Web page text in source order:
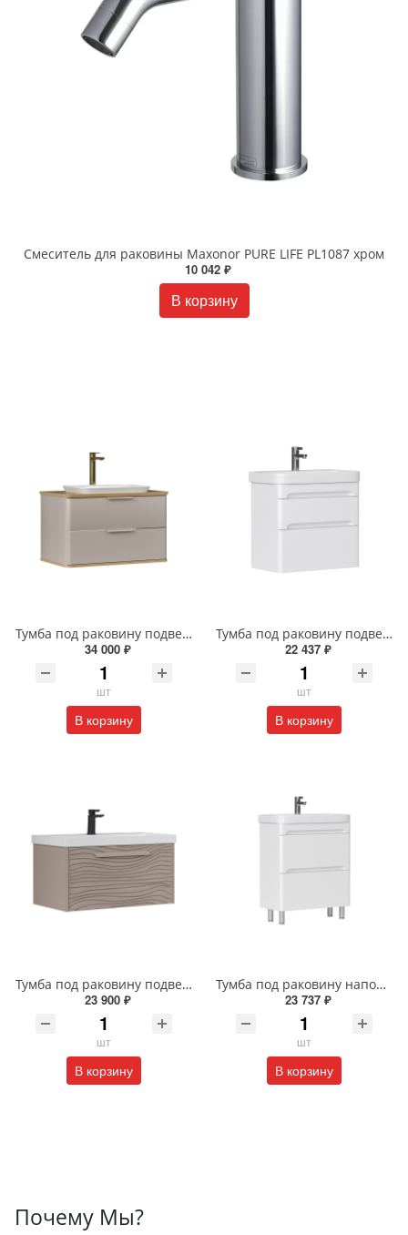
Смеситель для раковины Maxonor PURE LIFE PL1087 хром
10 042 ₽
В корзину
Тумба под раковину подвесная EQUIL Десерт 80.2Я/Desert 80.2Y с ручками в цвет амарок tpDSRT80.2Y-25R амарок/дуб
34 000 ₽
шт
В корзину
Тумба под раковину подвесная EQUIL Найс 70 см tpNICE70.2Y-05 белая
22 437 ₽
шт
В корзину
Тумба под раковину подвесная EQUIL Глеам 80.1Я/Gleam 80.1Y амарок/дуб вотан tpGLEAM80.1Y-25
23 900 ₽
шт
В корзину
Тумба под раковину напольная EQUIL Найс 60 см tnNICE60.2Y-05 белая
23 737 ₽
шт
В корзину
Почему Мы?